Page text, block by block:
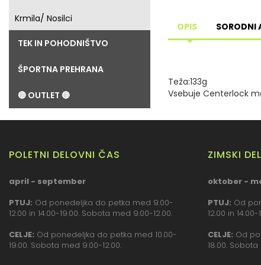
Krmila/ Nosilci
TEK IN POHODNIŠTVO
ŠPORTNA PREHRANA
🔴 OUTLET 🔴
OPIS SORODNI
Teža:133g
Vsebuje Centerlock
POLETNI DELOVNI ČAS
april - september
PTUJ: Od ponedeljka do petka med 9.00-
12.00 in 14.00-19.00. Sobota med 9.00-12.00.
CELJE: Od ponedeljka do petka med 10.00-
19.00. Sobota med 9.00-12.00.
ZIMSKI
oktober -
PTUJ: Od
12.00 in
CELJE: Od
18.00.